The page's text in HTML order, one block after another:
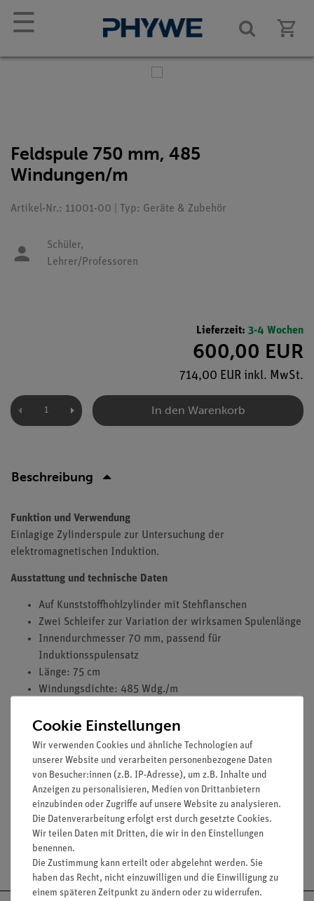
☰
Feldspule 750 mm, 485
Windungen/m
Artikel-Nr.: 11001-00 | Typ: Geräte & Zubehör
Schüler,
Lehrer/Professoren
Lieferzeit: 3-4 Wochen
600,00 EUR
714,00 EUR inkl. MwSt.
In den Warenkorb
Beschreibung
Funktion und Verwendung
Einlagige Zylinderspule zur Untersuchung der
elektromagnetischen Induktion.
Ausstattung und technische Daten
Auf Kunststoffhohlzylinder mit Stehflanschen
Zwei Schleifer zur Variation der wirksamen Spulenlänge
Innendurchmesser 70 mm, passend für
Induktionsspulensatz
Länge: 75 cm
Windungsdichte: 485 Wdg./m
Wirkwiderstand: 0,3 Ohm
Dauerstromstärke: 8 A
Media / Downloads
Cookie Einstellungen
Wir verwenden Cookies und ähnliche Technologien auf
unserer Website und verarbeiten personenbezogene Daten
von Besucher:innen (z.B. IP-Adresse), um z.B. Inhalte und
Anzeigen zu personalisieren, Medien von Drittanbietern
einzubinden oder Zugriffe auf unsere Website zu analysieren.
Die Datenverarbeitung erfolgt erst durch gesetzte Cookies.
Wir teilen Daten mit Dritten, die wir in den Einstellungen
benennen.
Die Zustimmung kann erteilt oder abgelehnt werden. Sie
haben das Recht, nicht einzuwilligen und die Einwilligung zu
einem späteren Zeitpunkt zu ändern oder zu widerrufen.